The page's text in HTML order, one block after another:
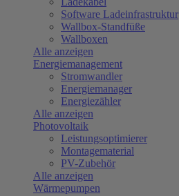
Software Ladeinfrastruktur
Wallbox-Standfüße
Wallboxen
Alle anzeigen
Energiemanagement
Stromwandler
Energiemanager
Energiezähler
Alle anzeigen
Photovoltaik
Leistungsoptimierer
Montagematerial
PV-Zubehör
Alle anzeigen
Wärmepumpen